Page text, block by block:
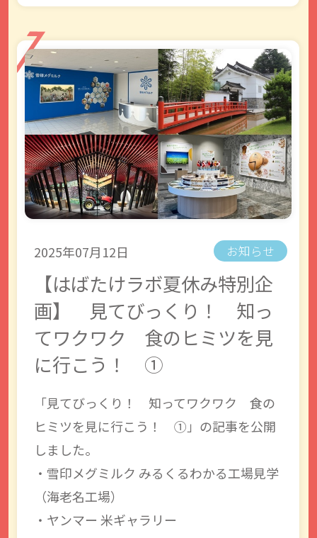
2025年07月12日 お知らせ
【はばたけラボ夏休み特別企
画】 見てびっくり！ 知っ
てワクワク 食のヒミツを見
に行こう！ ①
「見てびっくり！ 知ってワクワク 食の
ヒミツを見に行こう！ ①」の記事を公開
しました。
・雪印メグミルク みるくるわかる工場見学
（海老名工場）
・ヤンマー 米ギャラリー